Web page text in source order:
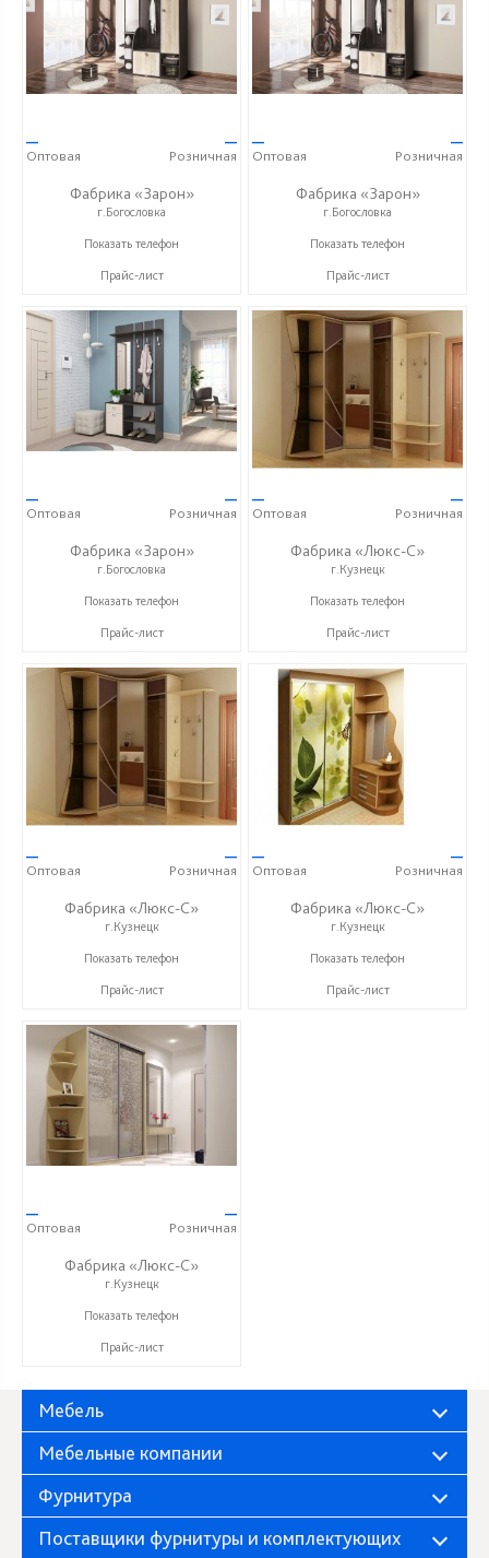
—
Оптовая
—
Розничная
Фабрика «Зарон»
г.Богословка
+7 (8412) 21-50-66
Показать телефон
Прайс-лист
—
Оптовая
—
Розничная
Фабрика «Зарон»
г.Богословка
+7 (8412) 21-50-66
Показать телефон
Прайс-лист
—
Оптовая
—
Розничная
Фабрика «Зарон»
г.Богословка
+7 (8412) 21-50-66
Показать телефон
Прайс-лист
—
Оптовая
—
Розничная
Фабрика «Люкс-С»
г.Кузнецк
+ 7 (999) 748-11-11
Показать телефон
Прайс-лист
—
Оптовая
—
Розничная
Фабрика «Люкс-С»
г.Кузнецк
+ 7 (999) 748-11-11
Показать телефон
Прайс-лист
—
Оптовая
—
Розничная
Фабрика «Люкс-С»
г.Кузнецк
+ 7 (999) 748-11-11
Показать телефон
Прайс-лист
—
Оптовая
—
Розничная
Фабрика «Люкс-С»
г.Кузнецк
+ 7 (999) 748-11-11
Показать телефон
Прайс-лист
Мебель
Мебельные компании
Фурнитура
Поставщики фурнитуры и комплектующих